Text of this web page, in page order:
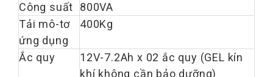
Công suất
800VA
Tải mô-tơ
ứng dụng
400Kg
Ắc quy
12V-7.2Ah x 02 ắc quy (GEL kín
khí không cần bảo dưỡng)